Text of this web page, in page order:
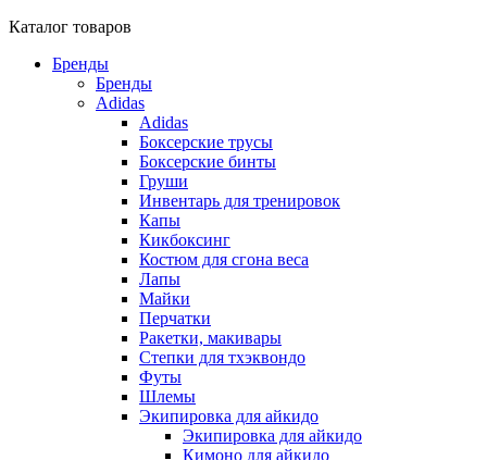
Каталог товаров
Бренды
Бренды
Adidas
Adidas
Боксерские трусы
Боксерские бинты
Груши
Инвентарь для тренировок
Капы
Кикбоксинг
Костюм для сгона веса
Лапы
Майки
Перчатки
Ракетки, макивары
Степки для тхэквондо
Футы
Шлемы
Экипировка для айкидо
Экипировка для айкидо
Кимоно для айкидо